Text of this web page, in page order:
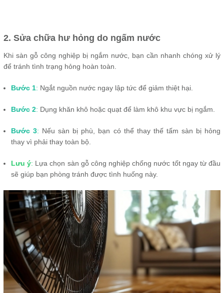
2. Sửa chữa hư hỏng do ngấm nước
Khi sàn gỗ công nghiệp bị ngắm nước, bạn cần nhanh chóng xử lý
để tránh tình trạng hỏng hoàn toàn.
Bước 1: Ngắt nguồn nước ngay lập tức để giảm thiệt hại.
Bước 2: Dụng khăn khô hoặc quạt để làm khô khu vực bị ngắm.
Bước 3: Nếu sàn bị phù, bạn có thể thay thế tấm sàn bị hỏng
thay vì phải thay toàn bộ.
Lưu ý: Lựa chọn sàn gỗ công nghiệp chống nước tốt ngay từ đầu
sẽ giúp bạn phòng tránh được tình huống này.